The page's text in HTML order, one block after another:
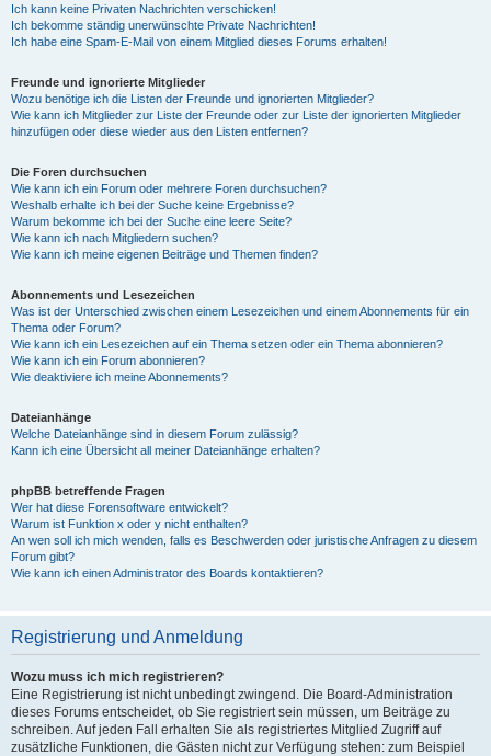
Ich kann keine Privaten Nachrichten verschicken!
Ich bekomme ständig unerwünschte Private Nachrichten!
Ich habe eine Spam-E-Mail von einem Mitglied dieses Forums erhalten!
Freunde und ignorierte Mitglieder
Wozu benötige ich die Listen der Freunde und ignorierten Mitglieder?
Wie kann ich Mitglieder zur Liste der Freunde oder zur Liste der ignorierten Mitglieder
hinzufügen oder diese wieder aus den Listen entfernen?
Die Foren durchsuchen
Wie kann ich ein Forum oder mehrere Foren durchsuchen?
Weshalb erhalte ich bei der Suche keine Ergebnisse?
Warum bekomme ich bei der Suche eine leere Seite?
Wie kann ich nach Mitgliedern suchen?
Wie kann ich meine eigenen Beiträge und Themen finden?
Abonnements und Lesezeichen
Was ist der Unterschied zwischen einem Lesezeichen und einem Abonnements für ein
Thema oder Forum?
Wie kann ich ein Lesezeichen auf ein Thema setzen oder ein Thema abonnieren?
Wie kann ich ein Forum abonnieren?
Wie deaktiviere ich meine Abonnements?
Dateianhänge
Welche Dateianhänge sind in diesem Forum zulässig?
Kann ich eine Übersicht all meiner Dateianhänge erhalten?
phpBB betreffende Fragen
Wer hat diese Forensoftware entwickelt?
Warum ist Funktion x oder y nicht enthalten?
An wen soll ich mich wenden, falls es Beschwerden oder juristische Anfragen zu diesem
Forum gibt?
Wie kann ich einen Administrator des Boards kontaktieren?
Registrierung und Anmeldung
Wozu muss ich mich registrieren?
Eine Registrierung ist nicht unbedingt zwingend. Die Board-Administration
dieses Forums entscheidet, ob Sie registriert sein müssen, um Beiträge zu
schreiben. Auf jeden Fall erhalten Sie als registriertes Mitglied Zugriff auf
zusätzliche Funktionen, die Gästen nicht zur Verfügung stehen: zum Beispiel